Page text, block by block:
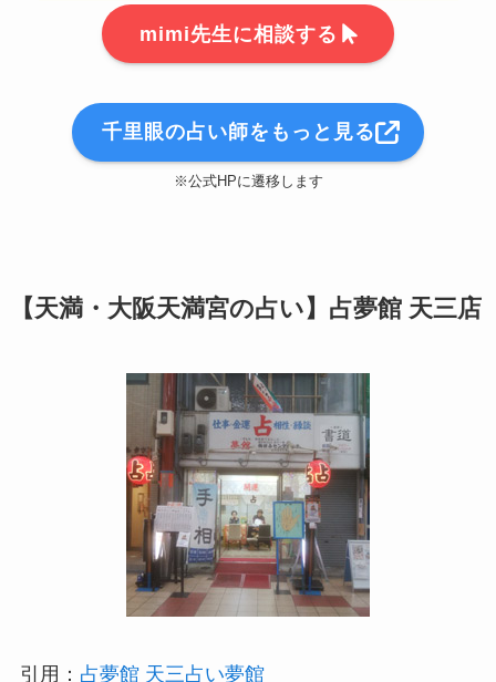
mimi先生に相談する
千里眼の占い師をもっと見る
※公式HPに遷移します
【天満・大阪天満宮の占い】占夢館 天三店
引用： 占夢館 天三占い夢館